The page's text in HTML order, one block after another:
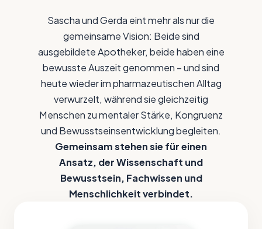
Sascha und Gerda eint mehr als nur die
gemeinsame Vision: Beide sind
ausgebildete Apotheker, beide haben eine
bewusste Auszeit genommen – und sind
heute wieder im pharmazeutischen Alltag
verwurzelt, während sie gleichzeitig
Menschen zu mentaler Stärke, Kongruenz
und Bewusstseinsentwicklung begleiten.
Gemeinsam stehen sie für einen
Ansatz, der Wissenschaft und
Bewusstsein, Fachwissen und
Menschlichkeit verbindet.